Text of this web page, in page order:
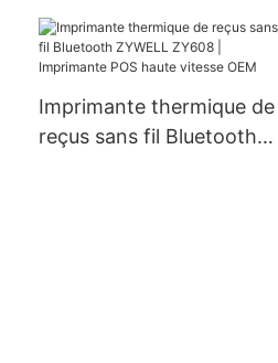
automatique
Imprimante thermique de
reçus sans fil Bluetooth